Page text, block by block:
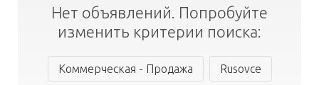
Нет объявлений. Попробуйте
изменить критерии поиска:
Коммерческая - Продажа Rusovce